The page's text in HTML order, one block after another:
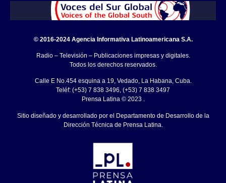
© 2016-2024 Agencia Informativa Latinoamericana S.A.
Radio – Televisión – Publicaciones impresas y digitales.
Todos los derechos reservados.
Calle E No.454 esquina a 19, Vedado, La Habana, Cuba.
Teléf: (+53) 7 838 3496, (+53) 7 838 3497
Prensa Latina © 2023 .
Sitio diseñado y desarrollado por el Departamento de Desarrollo de la
Dirección Técnica de Prensa Latina.